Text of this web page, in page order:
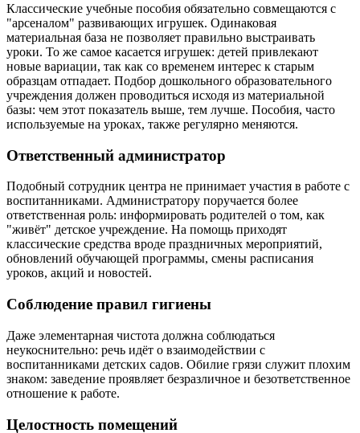
Классические учебные пособия обязательно совмещаются с
"арсеналом" развивающих игрушек. Одинаковая
материальная база не позволяет правильно выстраивать
уроки. То же самое касается игрушек: детей привлекают
новые вариации, так как со временем интерес к старым
образцам отпадает. Подбор дошкольного образовательного
учреждения должен проводиться исходя из материальной
базы: чем этот показатель выше, тем лучше. Пособия, часто
используемые на уроках, также регулярно меняются.
Ответственный администратор
Подобный сотрудник центра не принимает участия в работе с
воспитанниками. Администратору поручается более
ответственная роль: информировать родителей о том, как
"живёт" детское учреждение. На помощь приходят
классические средства вроде праздничных мероприятий,
обновлений обучающей программы, смены расписания
уроков, акций и новостей.
Соблюдение правил гигиены
Даже элементарная чистота должна соблюдаться
неукоснительно: речь идёт о взаимодействии с
воспитанниками детских садов. Обилие грязи служит плохим
знаком: заведение проявляет безразличное и безответственное
отношение к работе.
Целостность помещений